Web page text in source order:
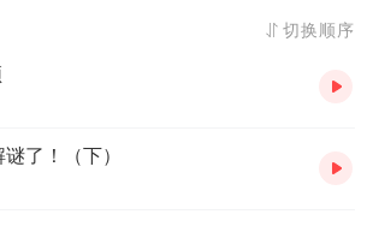
切换顺序
了！（下）